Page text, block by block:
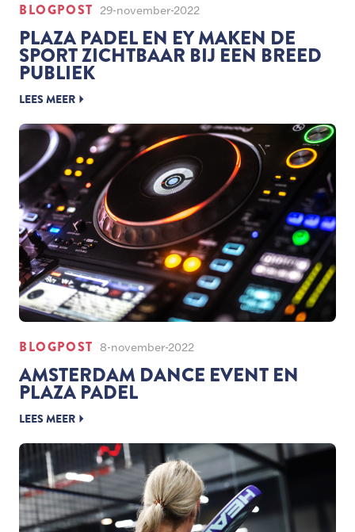
BLOGPOST 29-november-2022
PLAZA PADEL EN EY MAKEN DE
SPORT ZICHTBAAR BIJ EEN BREED
PUBLIEK
LEES MEER
BLOGPOST 8-november-2022
AMSTERDAM DANCE EVENT EN
PLAZA PADEL
LEES MEER